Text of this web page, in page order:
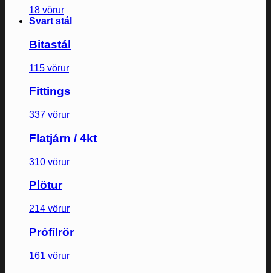
18 vörur
Svart stál
Bitastál
115 vörur
Fittings
337 vörur
Flatjárn / 4kt
310 vörur
Plötur
214 vörur
Prófílrör
161 vörur